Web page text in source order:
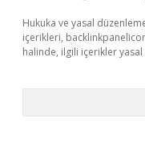
Hukuka ve yasal
içerikleri,
halinde, ilgili içerikler yasal